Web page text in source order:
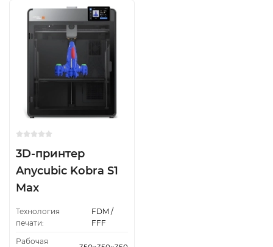
3D-принтер
Anycubic Kobra S1
Max
Технология
печати:
FDM /
FFF
Рабочая